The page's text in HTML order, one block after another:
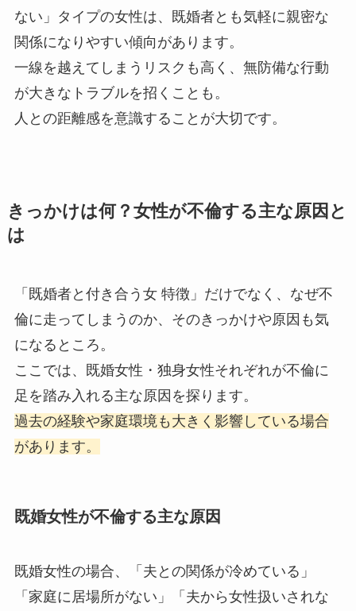
ない」タイプの女性は、既婚者とも気軽に親密な
関係になりやすい傾向があります。
一線を越えてしまうリスクも高く、無防備な行動
が大きなトラブルを招くことも。
人との距離感を意識することが大切です。
きっかけは何？女性が不倫する主な原因と
は
「既婚者と付き合う女 特徴」だけでなく、なぜ不
倫に走ってしまうのか、そのきっかけや原因も気
になるところ。
ここでは、既婚女性・独身女性それぞれが不倫に
足を踏み入れる主な原因を探ります。
過去の経験や家庭環境も大きく影響している場合
があります。
既婚女性が不倫する主な原因
既婚女性の場合、「夫との関係が冷めている」
「家庭に居場所がない」「夫から女性扱いされな